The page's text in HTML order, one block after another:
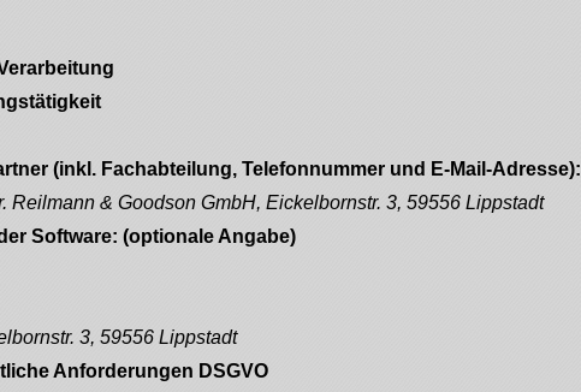
(inkl. Fachabteilung, Telefonnummer und E-Mail-Adresse):
Reilmann & Goodson GmbH, Eickelbornstr. 3, 59556 Lippstadt
Software: (optionale Angabe)
3, 59556 Lippstadt
Anforderungen DSGVO